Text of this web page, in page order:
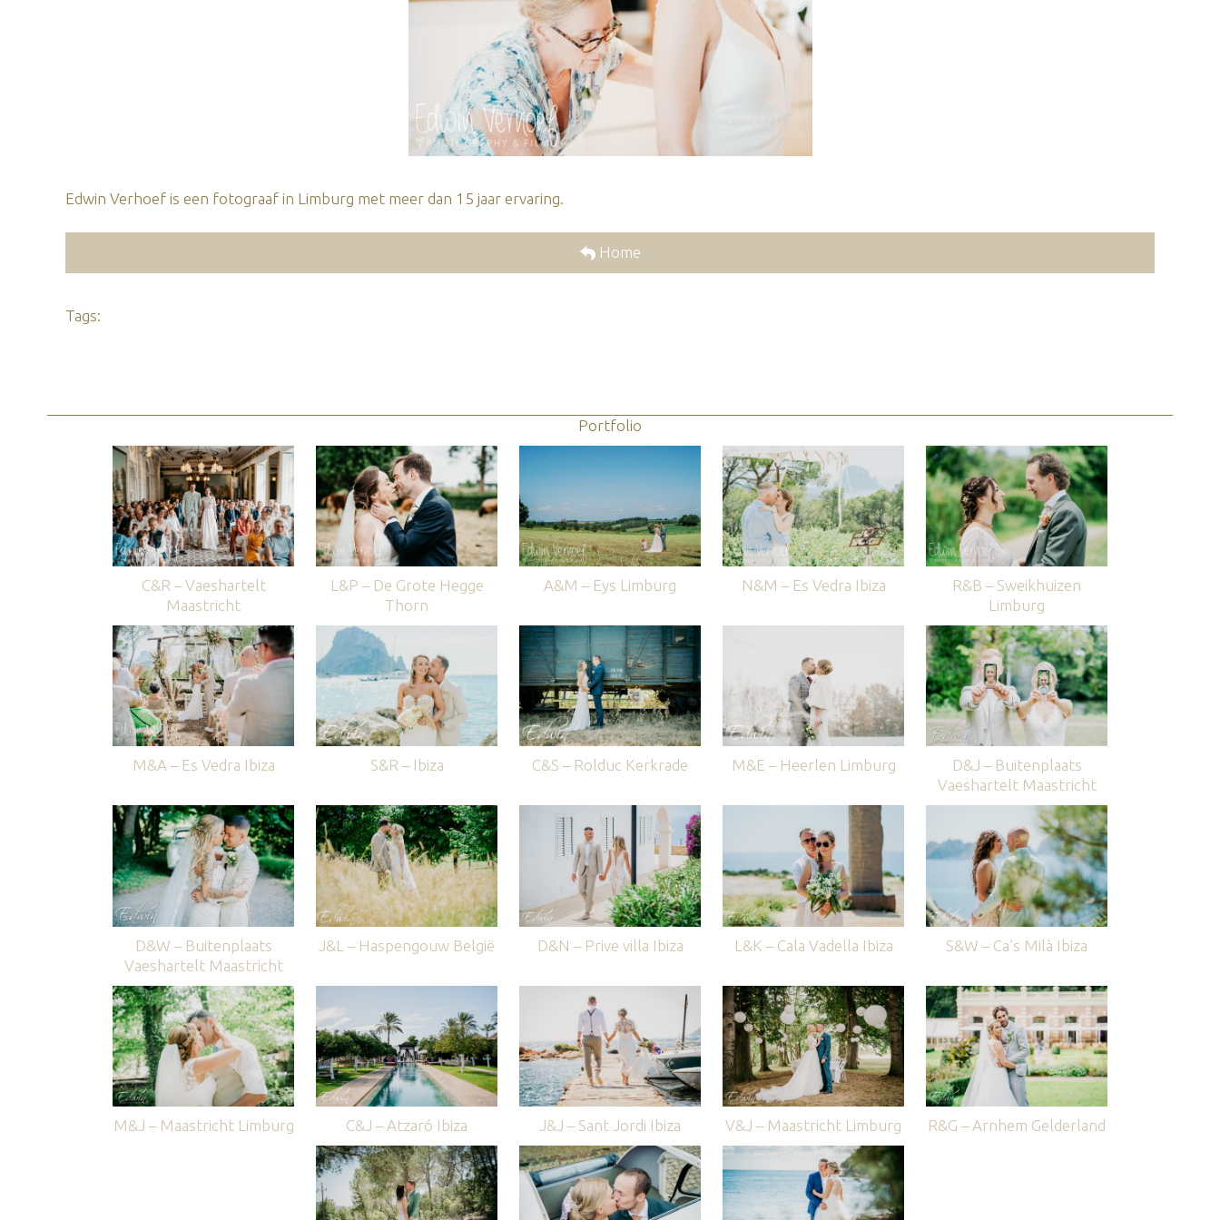
Edwin Verhoef is een fotograaf in Limburg met meer dan 15 jaar ervaring.
Home
Tags:
Portfolio
C&R – Vaeshartelt
Maastricht
L&P – De Grote Hegge
Thorn
A&M – Eys Limburg N&M – Es Vedra Ibiza
R&B – Sweikhuizen
Limburg
M&A – Es Vedra Ibiza S&R – Ibiza C&S – Rolduc Kerkrade M&E – Heerlen Limburg
D&J – Buitenplaats
Vaeshartelt Maastricht
D&W – Buitenplaats
Vaeshartelt Maastricht
J&L – Haspengouw België D&N – Prive villa Ibiza L&K – Cala Vadella Ibiza S&W – Ca’s Milà Ibiza
M&J – Maastricht Limburg C&J – Atzaró Ibiza J&J – Sant Jordi Ibiza V&J – Maastricht Limburg R&G – Arnhem Gelderland